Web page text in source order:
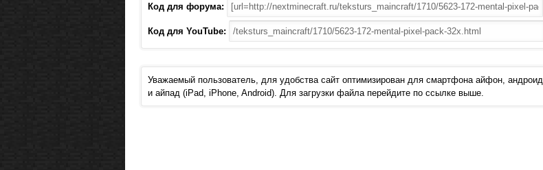
Код для форума:
Код для YouTube:
Уважаемый пользователь, для удобства сайт оптимизирован для смартфона айфон, андроид
и айпад (iPad, iPhone, Android). Для загрузки файла перейдите по ссылке выше.